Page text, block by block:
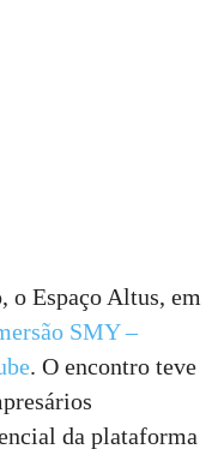
o Espaço Altus, em
SMY –
. O encontro teve
da plataforma